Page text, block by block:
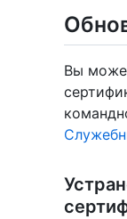
Вы